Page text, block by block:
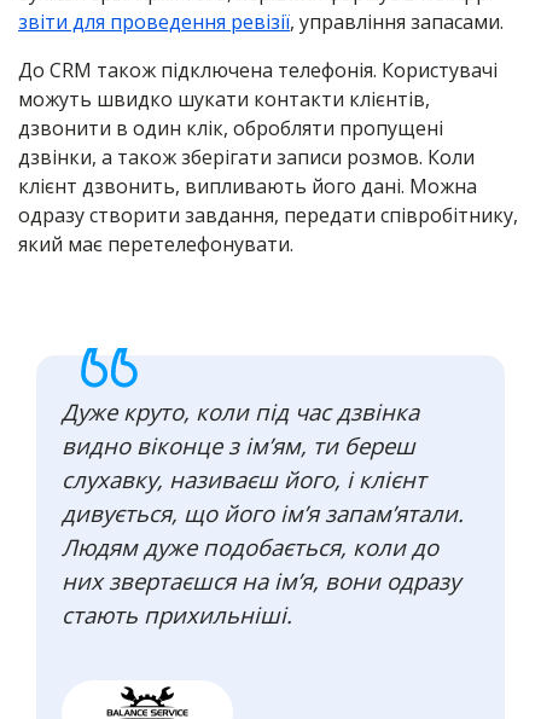
звіти для проведення ревізії, управління запасами.
До CRM також підключена телефонія. Користувачі
можуть швидко шукати контакти клієнтів,
дзвонити в один клік, обробляти пропущені
дзвінки, а також зберігати записи розмов. Коли
клієнт дзвонить, випливають його дані. Можна
одразу створити завдання, передати співробітнику,
який має перетелефонувати.
Дуже круто, коли під час дзвінка
видно віконце з ім’ям, ти береш
слухавку, називаєш його, і клієнт
дивується, що його ім’я запам’ятали.
Людям дуже подобається, коли до
них звертаєшся на ім’я, вони одразу
стають прихильніші.